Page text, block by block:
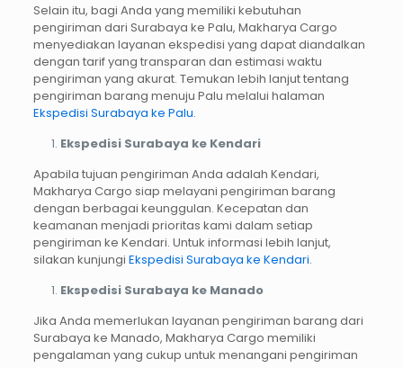
Selain itu, bagi Anda yang memiliki kebutuhan
pengiriman dari Surabaya ke Palu, Makharya Cargo
menyediakan layanan ekspedisi yang dapat diandalkan
dengan tarif yang transparan dan estimasi waktu
pengiriman yang akurat. Temukan lebih lanjut tentang
pengiriman barang menuju Palu melalui halaman
Ekspedisi Surabaya ke Palu.
Ekspedisi Surabaya ke Kendari
Apabila tujuan pengiriman Anda adalah Kendari,
Makharya Cargo siap melayani pengiriman barang
dengan berbagai keunggulan. Kecepatan dan
keamanan menjadi prioritas kami dalam setiap
pengiriman ke Kendari. Untuk informasi lebih lanjut,
silakan kunjungi Ekspedisi Surabaya ke Kendari.
Ekspedisi Surabaya ke Manado
Jika Anda memerlukan layanan pengiriman barang dari
Surabaya ke Manado, Makharya Cargo memiliki
pengalaman yang cukup untuk menangani pengiriman